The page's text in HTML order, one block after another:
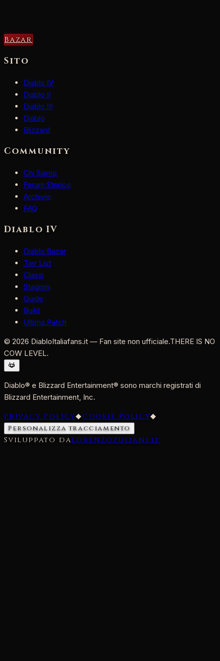
Bazar
Sito
Diablo IV
Diablo II
Diablo III
Diablo
Blizzard
Community
Chi Siamo
Forum Storico
Archivio
FAQ
Diablo IV
Diablo Bazar
Tier List
Classi
Stagioni
Guide
Build
Ultima Patch
© 2026 DiabloItaliafans.it — Fan site non ufficiale.THERE IS NO
COW LEVEL.
Diablo® e Blizzard Entertainment® sono marchi registrati di
Blizzard Entertainment, Inc.
Privacy Policy◆Cookie Policy◆
Personalizza tracciamento
Sviluppato dalorenzozuliani.it